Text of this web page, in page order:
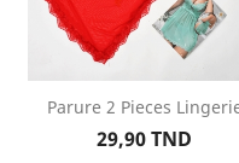
Parure 2 Pieces
Prix
29,90 TND